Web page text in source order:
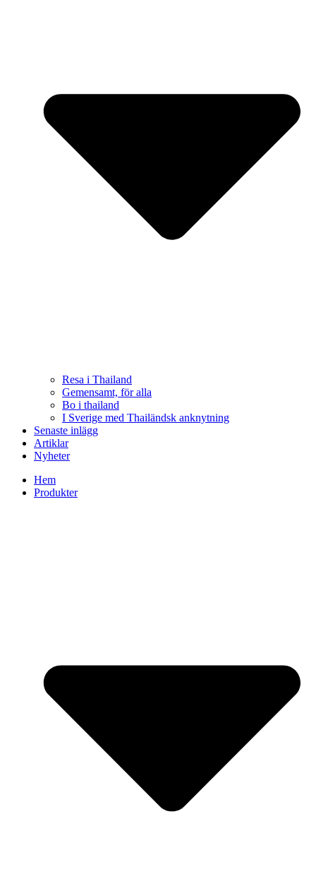
Resa i Thailand
Gemensamt, för alla
Bo i thailand
I Sverige med Thailändsk anknytning
Senaste inlägg
Artiklar
Nyheter
Hem
Produkter